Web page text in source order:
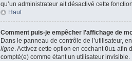
qu’un administrateur ait désactivé cette
Haut
Comment puis-je empêcher l’affichage de
Dans le panneau de contrôle de l’utilisateur,
ligne. Activez cette option en cochantOui afin
compté(e) comme étant un utilisateur invisible.